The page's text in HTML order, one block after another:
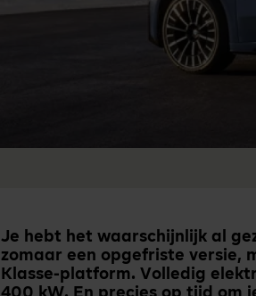
Je hebt het waarschijnlijk al
zomaar een opgefriste versie,
Klasse-platform. Volledig